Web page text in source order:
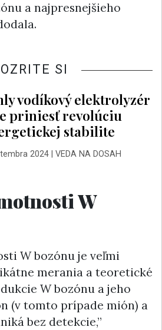
a najpresnejšieho
SI
vodíkový elektrolyzér
priniesť revolúciu
stabilite
2024| VEDA NA DOSAH
W
W bozónu je veľmi
merania a teoretické
W bozónu a jeho
(v tomto prípade mión) a
bez detekcie,”